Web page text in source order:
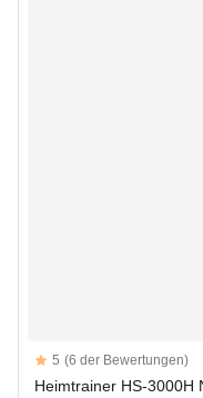
Reviews
5 out of 5 stars
5 (6 der Bewertungen)
Heimtrainer HS-3000H